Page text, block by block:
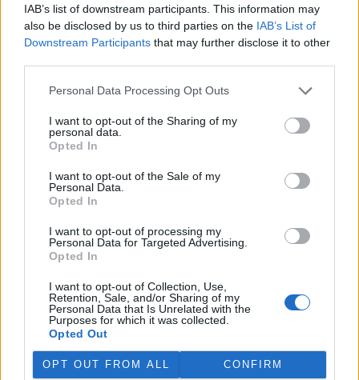
IAB’s list of downstream participants. This information may
also be disclosed by us to third parties on the IAB’s List of
Downstream Participants that may further disclose it to other
Personal Data Processing Opt Outs
I want to opt-out of the Sharing of my
personal data.
Opted In
I want to opt-out of the Sale of my
Personal Data.
Opted In
I want to opt-out of processing my
Personal Data for Targeted Advertising.
Opted In
I want to opt-out of Collection, Use,
Retention, Sale, and/or Sharing of my
Personal Data that Is Unrelated with the
Purposes for which it was collected.
Opted Out
OPT OUT FROM ALL CONFIRM
Zájem dopravců o nákladní
auta a autobusy na elektrický
pohon v Česku meziročně
roste, ale pomaleji, než je
průměr Evropské unie. U
nákladní auta do 3,5 tuny, byl růst větší než průměr EU. V analýze
Evropského sdružení výrobců automobilů.
nevyloučily krátkodobé zdražení
29.7.2026 10:20 (
E-shopy očekávají vyšší
náklady na nové obaly,
které má omezit množství
obalového a odpadového materiálu. ČTK to řekli zástupci e-
commerce. Krátkodobě by se náklady podle nich mohly
promítnout do cen zboží nebo do poplatků za balné, zvýšit by se
mohla administrativní zátěž pro e-shopy. Z dlouhodobého hlediska
však investice do nových obalů a technologií může náklady na
přepravu snížit. Evropský předpis začne platit 12. srpna.